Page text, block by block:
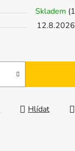
Skladem
12.8.2026
Hlídat